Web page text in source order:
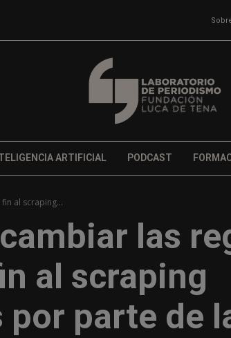
ARTIFICIAL PODCAST
al scraping...
las
al scraping
parte de